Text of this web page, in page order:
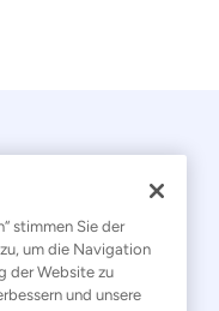
vorbehalten.
stimmen Sie der
um die Navigation
der Website zu
und unsere